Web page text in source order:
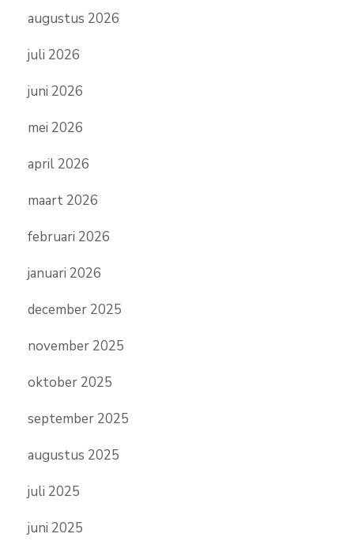
augustus 2026
juli 2026
juni 2026
mei 2026
april 2026
maart 2026
februari 2026
januari 2026
december 2025
november 2025
oktober 2025
september 2025
augustus 2025
juli 2025
juni 2025